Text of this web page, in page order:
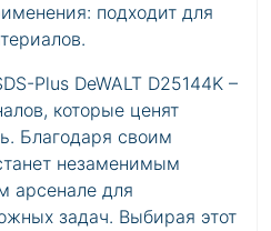
подходит для
Plus DeWALT D25144K –
которые ценят
Благодаря своим
незаменимым
арсенале для
задач. Выбирая этот